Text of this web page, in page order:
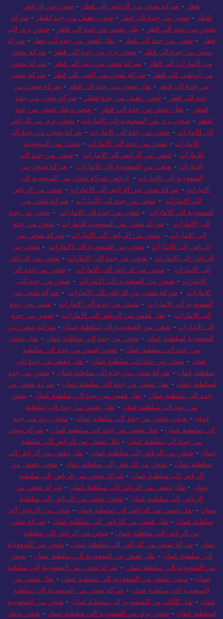
قطر - شركة شحن من الرياض إلى قطر - شحن من الرياض
لقطر - شحن من جدة الي قطر - شحن عفش من جدة لقطر - شركة
شحن من جدة الي قطر - نقل عفش من جدة الي قطر - شحن بري الى
قطر
- شحن من جدة الي قطر - نقل عفش من جدة الي قطر - شركة
شحن من جدة الي قطر - شحن بري من جدة الي قطر - شركة شحن
من الامارات الى قطر - شركة شحن من دبي الى قطر - شركة شحن
من أبوظبي الى قطر - شركة شحن من العين الى قطر - شركة شحن
من جدة الي قطر - نقل عفش من جدة الي قطر - شركة شحن من
جدة الي قطر - شحن عفش من جدة لقطر - شركة شحن من جدة
لقطر
- نقل عفش من جدة الي قطر - شحن ونقل عفش من جدة
لقطر - شحن بري من السعودية إلى الإمارات - شحن بري من الرياض
إلى الإمارات - شحن من جدة الى الامارات - شركة شحن من جدة إلى
الإمارات - شحن من جدة الى الامارات - شحن من السعودية
للامارات - شحن من الرياض الى الامارات - شحن من جدة الى
الامارات - شحن من السعودية الي الامارات - شركة شحن من
السعودية إلى الإمارات - ارخص شركة شحن من السعودية الى
الامارات - شركة شحن من الرياض الي الامارات - شحن من الرياض
الي الامارات - شحن من جدة الى الامارات - شركة شحن من
السعودية الى الامارات - شحن من جدة الى الامارات - شحن من جدة
الى الامارات - شركة شحن من السعودية للامارات - شحن من جدة
الى الامارات - شحن من الرياض الى الامارات - شركة شحن من
الرياض إلى الإمارات - شحن من السعودية الى الامارات - شحن من
الرياض الى الامارات - شحن من جدة الى الامارات - شحن من الرياض
الي الامارات - شحن من الرياض الى الامارات - شحن من جدة الى
الامارات - شحن من السعودية الى الامارات - شحن من جدة الى
الامارات - شركة شحن من الرياض الي الامارات - شركة شحن من
السعودية الي الامارات - شحن من جدة الى الامارات - شحن من جدة
الى الامارات - نقل عفش من الرياض الى الامارات - شحن من جدة
الى الامارات - شحن من السعودية الى سلطنة عمان - شركة شحن من
السعودية لسلطنة عمان - شحن من جدة الي سلطنة عمان - نقل عفش
من جدة الى سلطنة عمان - شحن عفش من جدة الى سلطنة
عمان - شحن من جدة الى سلطنة عمان - نقل عفش من جدة الى
سلطنة عُمان - شركة شحن من جدة الى سلطنة عمان - شحن من جدة
لسلطنة عمان - نقل عفش من جدة الي سلطنة عمان - شركة شحن من
جدة الي سلطنة عمان - نقل عفش من جدة الى سلطنة عمان - شحن
من جدة الي سلطنة عمان - نقل عفش من جدة الى سلطنة
عمان - شحن عفش من جدة الي سلطنة عمان - شحن بري من جدة
الى سلطنة عمان - نقل عفش من جدة الى سلطنة عُمان - شركة شحن
من جدة الي سلطنة عمان - نقل عفش من الرياض الى سلطنة
عمان - شحن من الرياض الى سلطنة عمان - نقل عفش من الرياض الى
سلطنة عمان - شحن من الرياض الي سلطنة عمان - شحن عفش من
الرياض الى سلطنة عمان - شركة شحن من الرياض الي سلطنة
عمان - نقل عفش من الرياض الى سلطنة عُمان - شركة شحن من
الرياض الي سلطنة عمان - شحن عفش من الرياض الي سلطنة
عمان - نقل عفش من الرياض الى سلطنة عمان - شحن من الرياض الى
سلطنة عمان - نقل عفش من الرياض الى سلطنة عمان - شركة شحن
من الرياض إلى سلطنة عمان - شحن من الرياض الي سلطنة
عمان - شركة شحن من الرياض الي سلطنة عمان - شحن من السعودية
الي سلطنة عمان - نقل عفش من السعودية الي سلطنة عمان - شحن
من السعودية الي سلطنة عمان - شركة شحن من السعودية إلى سلطنة
عمان - شحن عفش من السعودية الي سلطنة عمان - نقل عفش من
السعودية الي سلطنة عمان - شركة شحن من السعودية الي سلطنة
عمان - نقل الأثاث من السعودية إلى سلطنة عمان - شحن من السعودية
لسلطنة عمان - شحن بري من السعودية الي سلطنة عمان - شحن ونقل